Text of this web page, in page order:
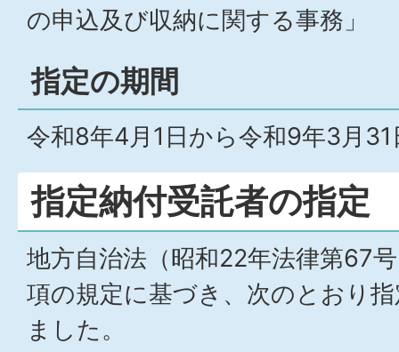
の申込及び収納に関する事務」
指定の期間
令和8年4月1日から令和9年3月31
指定納付受託者の指定
地方自治法（昭和22年法律第67
項の規定に基づき、次のとおり
ました。